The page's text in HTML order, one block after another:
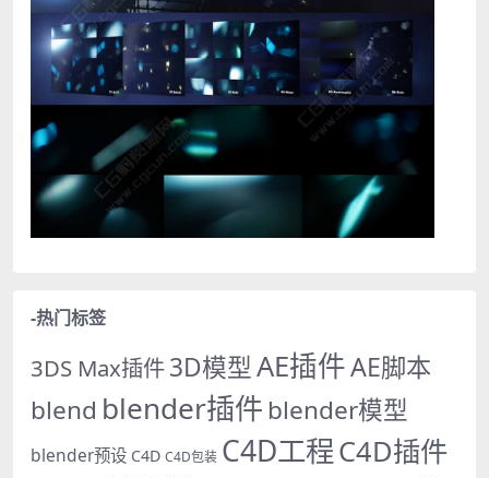
-热门标签
3DS Max插件3D模型AE插件AE脚本
blend blender插件 blender模型
blender预设 C4D C4D包装 C4D工程C4D插件